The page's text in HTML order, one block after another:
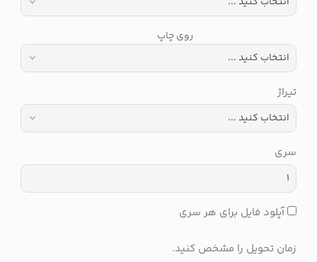
روی چاپ
تیراژ
سری
آپلود فایل برای هر سری
زمان تحویل را مشخص کنید.